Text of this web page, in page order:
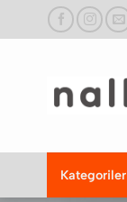
Kategoriler